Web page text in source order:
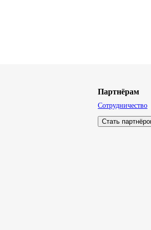
Партнёрам
Сотрудничество
Стать